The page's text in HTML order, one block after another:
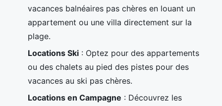
vacances balnéaires pas chères en louant un
appartement ou une villa directement sur la
plage.
Locations Ski : Optez pour des appartements
ou des chalets au pied des pistes pour des
vacances au ski pas chères.
Locations en Campagne : Découvrez les